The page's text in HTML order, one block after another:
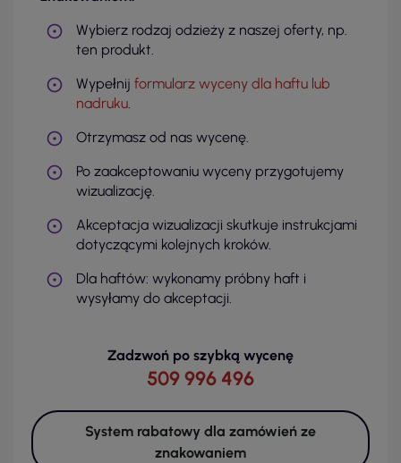
Wybierz rodzaj odzieży z naszej oferty, np.
ten produkt.
Wypełnij formularz wyceny dla haftu lub
nadruku.
Otrzymasz od nas wycenę.
Po zaakceptowaniu wyceny przygotujemy
wizualizację.
Akceptacja wizualizacji skutkuje instrukcjami
dotyczącymi kolejnych kroków.
Dla haftów: wykonamy próbny haft i
wysyłamy do akceptacji.
Zadzwoń po szybką wycenę
509 996 496
System rabatowy dla zamówień ze
znakowaniem